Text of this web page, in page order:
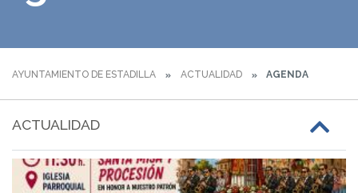
AYUNTAMIENTO DE ESTADILLA ACTUALIDAD AGENDA
ACTUALIDAD